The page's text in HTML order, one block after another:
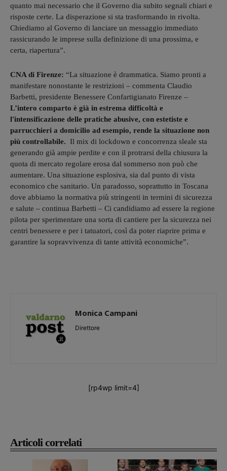
Articoli correlati
quanto mai necessario che il Governo dia subito segnali chiari e
risposte certe. La disperazione si sta trasformando in rivolta.
Chiediamo al Governo di lanciare un messaggio immediato
rassicurando le imprese sulla definizione di una prossima, e
certa, riapertura”.
CNA di Firenze: “La situazione è drammatica. Siamo pronti a
manifestare nonostante le restrizioni – commenta Claudio
Barbetti, presidente Benessere Confartigianato Firenze –
L’intero comparto è già in estrema difficoltà e
l'intensificazione delle pratiche abusive, con estetiste e
parrucchieri a domicilio ad esempio, rende la situazione non
più controllabile. Il mix di lockdown e concorrenza sleale sta
generando già ampie perdite e con il protrarsi della chiusura la
quota di mercato regolare erosa dal sommerso non può che
aumentare. Una situazione esplosiva, sia dal punto di vista
economico che sanitario. Un paradosso, soprattutto in Toscana
dove abbiamo la normativa più stringenti in termini di sicurezza
e salute – continua Barbetti – Ci candidiamo ad essere la regione
pilota per sperimentare una sorta di cantiere per la sicurezza nei
centri benessere e per i tatuatori, così da poter riaprire prima e
garantire la sopravvivenza di tante attività economiche”.
Monica Campani
Direttore
[rp4wp limit=4]